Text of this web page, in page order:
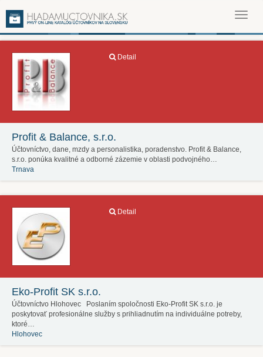
Detail
Profit & Balance, s.r.o.
Účtovníctvo, dane, mzdy a personalistika, poradenstvo. Profit & Balance,
s.r.o. ponúka kvalitné a odborné zázemie v oblasti podvojného…
Trnava
Detail
Eko-Profit SK s.r.o.
Účtovníctvo Hlohovec Poslaním spoločnosti Eko-Profit SK s.r.o. je
poskytovať profesionálne služby s prihliadnutím na individuálne potreby,
ktoré…
Hlohovec